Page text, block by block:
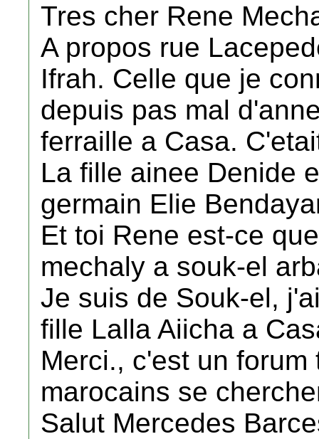
Tres cher Rene
A propos rue
Ifrah. Celle que je
depuis pas mal
ferraille a Casa.
La fille ainee Denide
germain Elie
Et toi Rene est-ce
mechaly a souk-el
Je suis de Souk-el,
fille Lalla Aiicha a
Merci., c'est un
marocains se
Salut Mercedes